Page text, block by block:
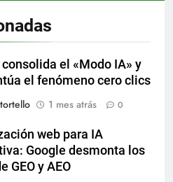
consolida el «Modo IA» y
el fenómeno cero clics
1 mes atrás 0
web para IA
Google desmonta los
GEO y AEO